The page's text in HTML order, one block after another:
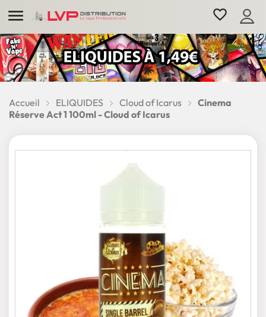
 favorite_border
Accueil ELIQUIDES Cloud of Icarus
Cinema
Réserve Act 1 100ml - Cloud of Icarus